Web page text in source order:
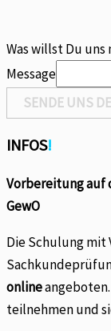
Was willst Du
Message
SENDE UNS
INFOS!
Vorbereitung auf
GewO
Die Schulung
online
teilnehmen und